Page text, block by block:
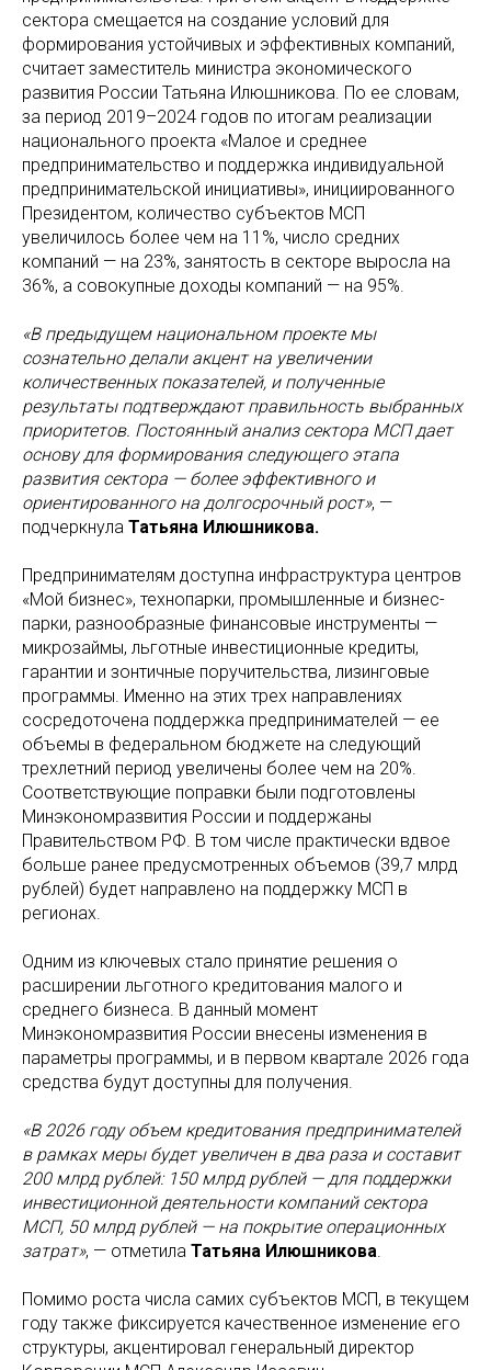
сектора смещается на создание условий для
формирования устойчивых и эффективных компаний,
считает заместитель министра экономического
развития России Татьяна Илюшникова. По ее словам,
за период 2019–2024 годов по итогам реализации
национального проекта «Малое и среднее
предпринимательство и поддержка индивидуальной
предпринимательской инициативы», инициированного
Президентом, количество субъектов МСП
увеличилось более чем на 11%, число средних
компаний — на 23%, занятость в секторе выросла на
36%, а совокупные доходы компаний — на 95%.
«В предыдущем национальном проекте мы
сознательно делали акцент на увеличении
количественных показателей, и полученные
результаты подтверждают правильность выбранных
приоритетов. Постоянный анализ сектора МСП дает
основу для формирования следующего этапа
развития сектора — более эффективного и
ориентированного на долгосрочный рост», —
подчеркнула Татьяна Илюшникова.
Предпринимателям доступна инфраструктура центров
«Мой бизнес», технопарки, промышленные и бизнес-
парки, разнообразные финансовые инструменты —
микрозаймы, льготные инвестиционные кредиты,
гарантии и зонтичные поручительства, лизинговые
программы. Именно на этих трех направлениях
сосредоточена поддержка предпринимателей — ее
объемы в федеральном бюджете на следующий
трехлетний период увеличены более чем на 20%.
Соответствующие поправки были подготовлены
Минэкономразвития России и поддержаны
Правительством РФ. В том числе практически вдвое
больше ранее предусмотренных объемов (39,7 млрд
рублей) будет направлено на поддержку МСП в
регионах.
Одним из ключевых стало принятие решения о
расширении льготного кредитования малого и
среднего бизнеса. В данный момент
Минэкономразвития России внесены изменения в
параметры программы, и в первом квартале 2026 года
средства будут доступны для получения.
«В 2026 году объем кредитования предпринимателей
в рамках меры будет увеличен в два раза и составит
200 млрд рублей: 150 млрд рублей — для поддержки
инвестиционной деятельности компаний сектора
МСП, 50 млрд рублей — на покрытие операционных
затрат», — отметила Татьяна Илюшникова.
Помимо роста числа самих субъектов МСП, в текущем
году также фиксируется качественное изменение его
структуры, акцентировал генеральный директор